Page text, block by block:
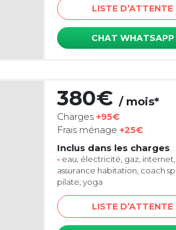
LISTE D’ATTENTE
CHAT WHATSAPP
380€ / mois*
Charges +95€
Frais ménage +25€
Inclus dans les charges
• eau, électricité, gaz, internet,
assurance habitation, coach
pilate, yoga
LISTE D’ATTENTE